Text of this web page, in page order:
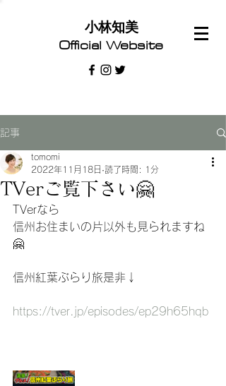
Official Website
​小林知美
記事
TVerご覧下さい🤗
tomomi
2022年11月18日 読了時間: 1分
TVerなら
信州お住まいの片以外も見られますね
🤗
信州紅葉ぶらり旅是非↓
https://tver.jp/episodes/ep29h65hqb